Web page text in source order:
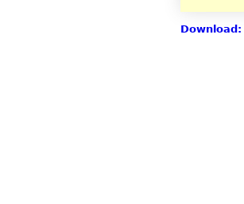
Download: